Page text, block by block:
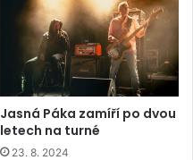
Jasná Páka zamíří po dvou
letech na turné
23. 8. 2024